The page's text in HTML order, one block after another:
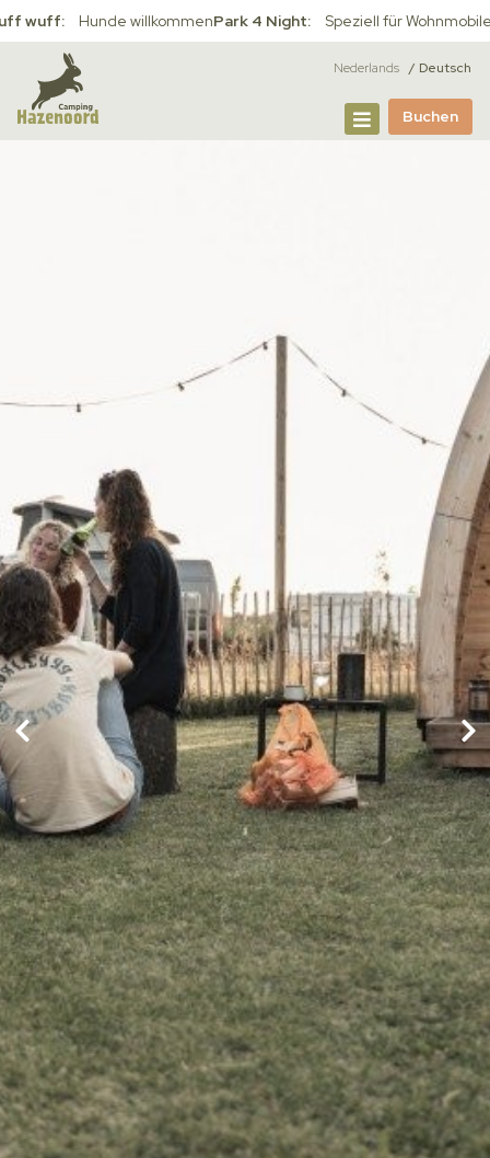
wuff: Hunde willkommenPark 4 Night: Speziell für
Buchen
Nederlands Deutsch